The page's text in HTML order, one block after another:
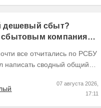
дешевый сбыт?
компаниям
все отчитались по РСБУ
написать сводный общий
07 августа 2026,
17:11